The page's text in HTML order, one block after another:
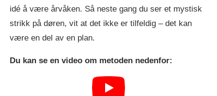
idé å være årvåken. Så neste gang du ser et mystisk
strikk på døren, vit at det ikke er tilfeldig – det kan
være en del av en plan.
Du kan se en video om metoden nedenfor: